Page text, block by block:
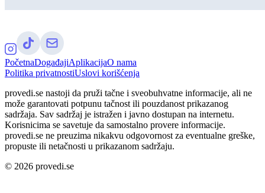
PočetnaDogađajiAplikacijaO nama
Politika privatnostiUslovi korišćenja
provedi.se nastoji da pruži tačne i sveobuhvatne informacije, ali ne
može garantovati potpunu tačnost ili pouzdanost prikazanog
sadržaja. Sav sadržaj je istražen i javno dostupan na internetu.
Korisnicima se savetuje da samostalno provere informacije.
provedi.se ne preuzima nikakvu odgovornost za eventualne greške,
propuste ili netačnosti u prikazanom sadržaju.
© 2026 provedi.se